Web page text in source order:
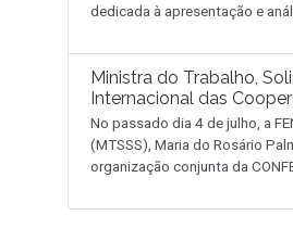
dedicada à apresentação e
Ministra do Trabalho,
Internacional das
No passado dia 4 de julho, a
(MTSSS), Maria do Rosário
organização conjunta da